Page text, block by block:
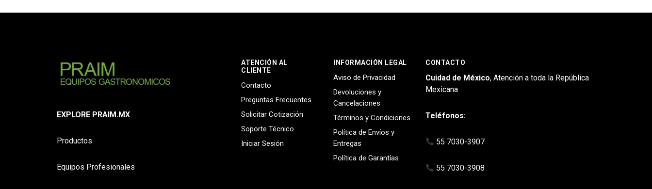
EXPLORE PRAIM.MX
Productos
Equipos Profesionales
ATENCIÓN AL
CLIENTE
Contacto
Preguntas Frecuentes
Solicitar Cotización
Soporte Técnico
Iniciar Sesión
INFORMACIÓN LEGAL
Aviso de Privacidad
Devoluciones y
Cancelaciones
Términos y Condiciones
Política de Envíos y
Entregas
Política de Garantías
CONTACTO
Cuidad de México, Atención a toda la República
Mexicana
Teléfonos:
55 7030-3907
55 7030-3908